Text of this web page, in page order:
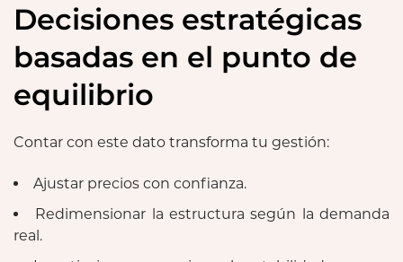
Decisiones estratégicas
basadas en el punto de
equilibrio
Contar con este dato transforma tu gestión:
Ajustar precios con confianza.
Redimensionar la estructura según la demanda
real.